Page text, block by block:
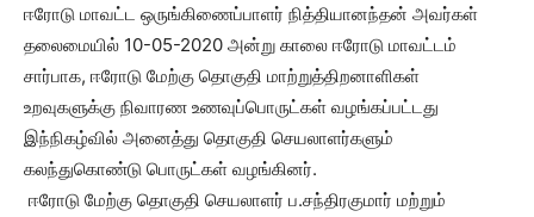
ஈரோடு மாவட்ட ஒருங்கிணைப்பாளர் நித்தியானந்தன் அவர்கள்
தலைமையில் 10-05-2020 அன்று காலை ஈரோடு மாவட்டம்
சார்பாக, ஈரோடு மேற்கு தொகுதி மாற்றுத்திறனாளிகள்
உறவுகளுக்கு நிவாரண உணவுப்பொருட்கள் வழங்கப்பட்டது
இந்நிகழ்வில் அனைத்து தொகுதி செயலாளர்களும்
கலந்துகொண்டு பொருட்கள் வழங்கினர்.
ஈரோடு மேற்கு தொகுதி செயலாளர் ப.சந்திரகுமார் மற்றும்